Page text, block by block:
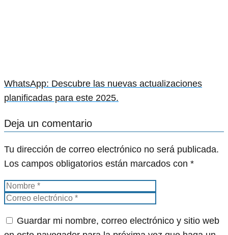
WhatsApp: Descubre las nuevas actualizaciones
planificadas para este 2025.
Deja un comentario
Tu dirección de correo electrónico no será publicada.
Los campos obligatorios están marcados con *
Guardar mi nombre, correo electrónico y sitio web